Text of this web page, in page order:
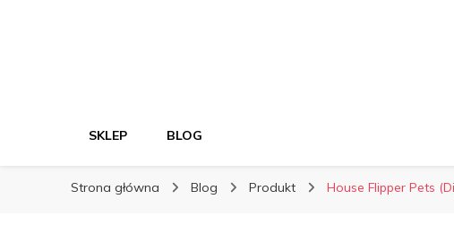
SKLEP BLOG
Strona główna Blog Produkt House Flipper Pets